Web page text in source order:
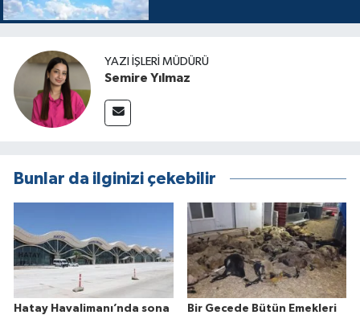
YAZI İŞLERI MÜDÜRÜ
Semire Yılmaz
Bunlar da ilginizi çekebilir
Hatay Havalimanı’nda sona Bir Gecede Bütün Emekleri